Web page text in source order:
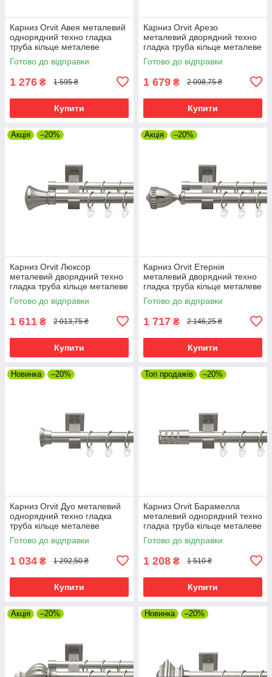
Карниз Orvit Авея металевий
однорядний техно гладка
труба кільце металеве
Нержавіюча Сталь 25 мм 240
см (00-00026455)
Готово до відправки
1 276 ₴ 1 595 ₴
Купити
Карниз Orvit Арезо
металевий дворядний техно
гладка труба кільце металеве
Нержавіюча Сталь 25\19 мм
240 см (00-00026527)
Готово до відправки
1 679 ₴ 2 098,75 ₴
Купити
Акція –20%
Карниз Orvit Люксор
металевий дворядний техно
гладка труба кільце металеве
Нержавіюча Сталь 25\19 мм
240 см (00-00026559)
Готово до відправки
1 611 ₴ 2 013,75 ₴
Купити
Акція –20%
Карниз Orvit Етернія
металевий дворядний техно
гладка труба кільце металеве
Нержавіюча Сталь 25\19 мм
240 см (00-00026547)
Готово до відправки
1 717 ₴ 2 146,25 ₴
Купити
Новинка –20%
Карниз Orvit Дуо металевий
однорядний техно гладка
труба кільце металеве
Нержавіюча Сталь 25 мм 240
см (00-00026479)
Готово до відправки
1 034 ₴ 1 292,50 ₴
Купити
Топ продажів –20%
Карниз Orvit Барамелла
металевий однорядний техно
гладка труба кільце металеве
Нержавіюча Сталь 25 мм 240
см (00-00026471)
Готово до відправки
1 208 ₴ 1 510 ₴
Купити
Акція –20% Новинка –20%